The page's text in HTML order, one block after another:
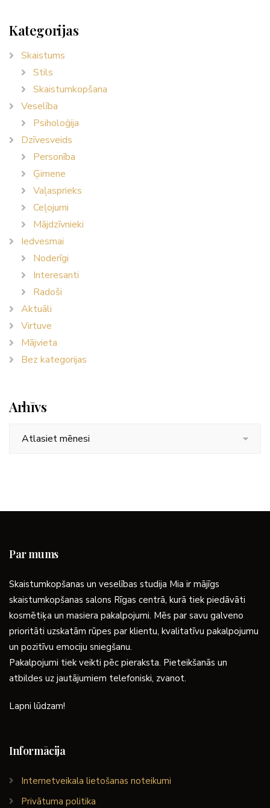
Kategorijas
Skaistums
Stils
Skaistumkopšana
Veselība
Psiholoģija
Dzīvesveids
Personība
Ģimene
Vaļasprieks
Ceļojumi
Mājdzīvnieki
Iedvesmai
Noderīgi
Interesanti
Radoši
Aktuāli
Virtuve
Mājvieta
Bez kategorijas
Arhīvs
Par mums
Skaistumkopšanas un veselības studija Mia ir mājīgs
skaistumkopšanas salons Rīgas centrā, kurā tiek piedāvāti
kosmētiķa un masiera pakalpojumi. Mēs par savu galveno
prioritāti uzskatām rūpes par klientu, kvalitatīvu pakalpojumu
un pozitīvu emociju sniegšanu.
Pakalpojumi tiek veikti pēc pieraksta. Pieteikšanās un
atbildes uz jautājumiem telefoniski, zvanot.
Lapni lūdzam!
Informācija
Internetveikala lietošanas noteikumi
Privātuma politika